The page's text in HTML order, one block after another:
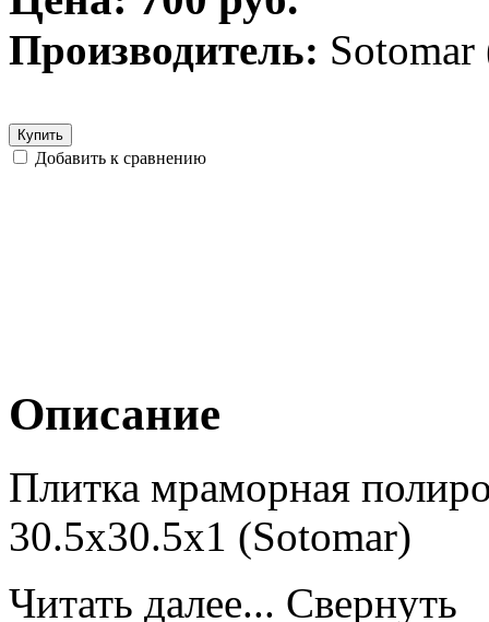
Производитель:
Купить
Добавить к сравнению
Описание
Плитка мраморная
30.5x30.5x1 (Sotomar)
Читать далее... Свернуть